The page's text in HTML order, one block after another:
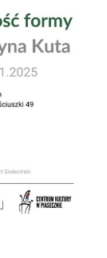
brightness_low
kontrast
font_download
odnośniki